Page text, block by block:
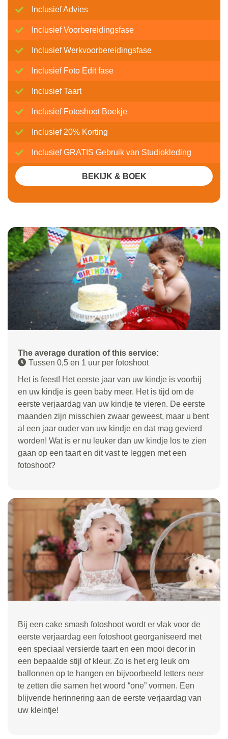
The average duration of this service:
Tussen 0,5 en 1 uur per fotoshoot
Het is feest! Het eerste jaar van uw kindje is voorbij
en uw kindje is geen baby meer. Het is tijd om de
eerste verjaardag van uw kindje te vieren. De eerste
maanden zijn misschien zwaar geweest, maar u bent
al een jaar ouder van uw kindje en dat mag gevierd
worden! Wat is er nu leuker dan uw kindje los te zien
gaan op een taart en dit vast te leggen met een
fotoshoot?
Inclusief Advies
Inclusief Voorbereidingsfase
Inclusief Werkvoorbereidingsfase
Inclusief Foto Edit fase
Inclusief Taart
Inclusief Fotoshoot Boekje
Inclusief 20% Korting
Inclusief GRATIS Gebruik van Studiokleding
BEKIJK & BOEK
Bij een cake smash fotoshoot wordt er vlak voor de
eerste verjaardag een fotoshoot georganiseerd met
een speciaal versierde taart en een mooi decor in
een bepaalde stijl of kleur. Zo is het erg leuk om
ballonnen op te hangen en bijvoorbeeld letters neer
te zetten die samen het woord “one” vormen. Een
blijvende herinnering aan de eerste verjaardag van
uw kleintje!